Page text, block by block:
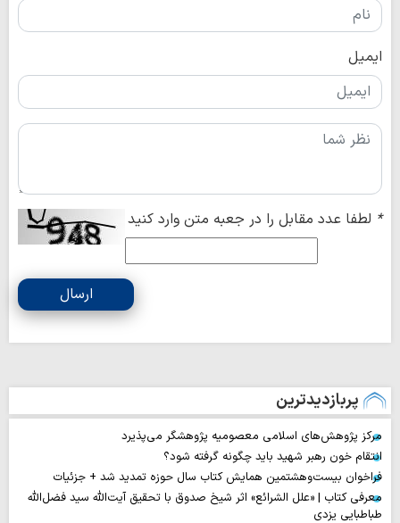
ایمیل
* لطفا عدد مقابل را در جعبه متن وارد کنید
ارسال
پربازدیدترین
مرکز پژوهش‌های اسلامی معصومیه پژوهشگر می‌پذیرد
انتقام خون رهبر شهید باید چگونه گرفته شود؟
فراخوان بیست‌وهشتمین همایش کتاب سال حوزه تمدید شد + جزئیات
معرفی کتاب | «علل الشرائع» اثر شیخ صدوق با تحقیق آیت‌الله سید فضل‌الله
طباطبایی یزدی